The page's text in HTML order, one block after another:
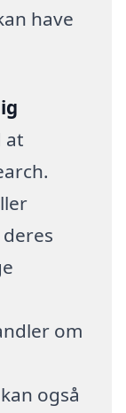
have
at
om
også